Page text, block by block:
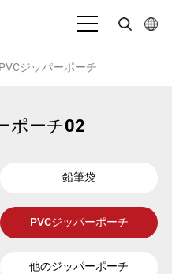
日本語
بالعربية
Français
PVCジッパーポーチ
ポーチ02
鉛筆袋
PVCジッパーポーチ
他のジッパーポーチ